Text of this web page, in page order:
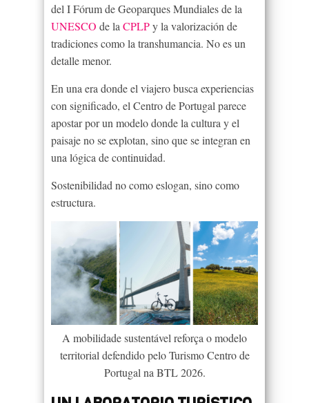
del I Fórum de Geoparques Mundiales de la
UNESCO de la CPLPy la valorización de
tradiciones como la transhumancia. No es un
detalle menor.
En una era donde el viajero busca experiencias
con significado, el Centro de Portugal parece
apostar por un modelo donde la cultura y el
paisaje no se explotan, sino que se integran en
una lógica de continuidad.
Sostenibilidad no como eslogan, sino como
estructura.
A mobilidade sustentável reforça o modelo
territorial defendido pelo Turismo Centro de
Portugal na BTL 2026.